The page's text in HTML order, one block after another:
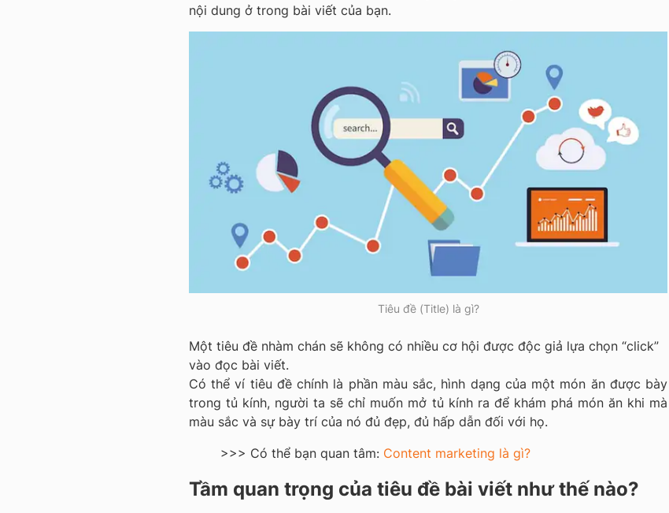
nội dung ở trong bài viết của bạn.
Tiêu đề (Title) là gì?
Một tiêu đề nhàm chán sẽ không có nhiều cơ hội được độc giả lựa chọn “click”
vào đọc bài viết.
Có thể ví tiêu đề chính là phần màu sắc, hình dạng của một món ăn được bày
trong tủ kính, người ta sẽ chỉ muốn mở tủ kính ra để khám phá món ăn khi mà
màu sắc và sự bày trí của nó đủ đẹp, đủ hấp dẫn đối với họ.
>>> Có thể bạn quan tâm: Content marketing là gì?
Tầm quan trọng của tiêu đề bài viết như thế nào?